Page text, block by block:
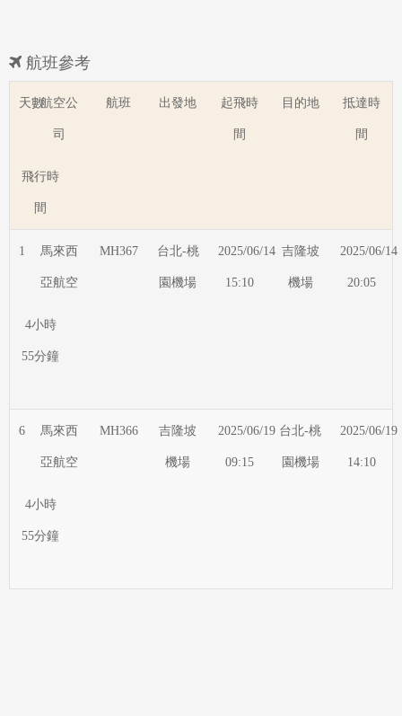
航班參考
天數航空公
司
航班 出發地 起飛時
間
目的地 抵達時
間
飛行時
間
1 馬來西
亞航空
MH367 台北-桃
園機場
2025/06/14
15:10
吉隆坡
機場
2025/06/14
20:05
4小時
55分鐘
6 馬來西
亞航空
MH366 吉隆坡
機場
2025/06/19
09:15
台北-桃
園機場
2025/06/19
14:10
4小時
55分鐘